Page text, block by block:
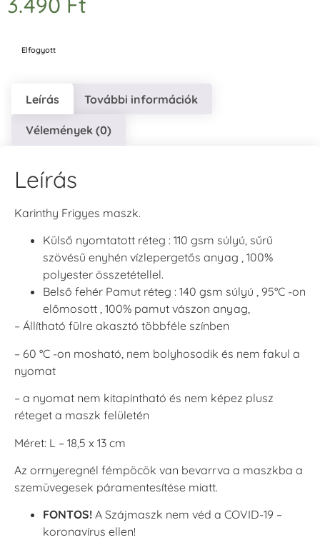
Elfogyott
Leírás További információk
Vélemények (0)
Leírás
Karinthy Frigyes maszk.
Külső nyomtatott réteg : 110 gsm súlyú, sűrű
szövésű enyhén vízlepergetős anyag , 100%
polyester összetétellel.
Belső fehér Pamut réteg : 140 gsm súlyú , 95°C -on
előmosott , 100% pamut vászon anyag,
– Állítható fülre akasztó többféle színben
– 60 °C -on mosható, nem bolyhosodik és nem fakul a
nyomat
– a nyomat nem kitapintható és nem képez plusz
réteget a maszk felületén
Méret: L – 18,5 x 13 cm
Az orrnyeregnél fémpöcök van bevarrva a maszkba a
szemüvegesek páramentesítése miatt.
FONTOS! A Szájmaszk nem véd a COVID-19 –
koronavírus ellen!